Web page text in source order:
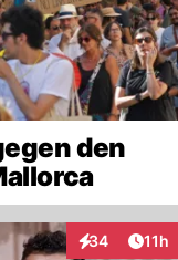
den
34
Interaktionen
11h